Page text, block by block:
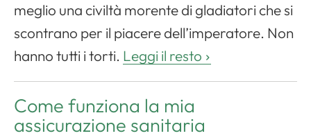
meglio una civiltà morente di gladiatori che si
scontrano per il piacere dell’imperatore. Non
hanno tutti i torti. Leggi il resto
Come funziona la mia
assicurazione sanitaria